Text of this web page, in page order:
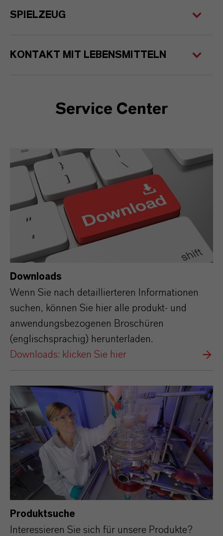
SPIELZEUG
KONTAKT MIT LEBENSMITTELN
Service Center
Downloads
Wenn Sie nach detaillierteren Informationen
suchen, können Sie hier alle produkt- und
anwendungsbezogenen Broschüren
(englischsprachig) herunterladen.
Downloads: klicken Sie hier
Produktsuche
Interessieren Sie sich für unsere Produkte?